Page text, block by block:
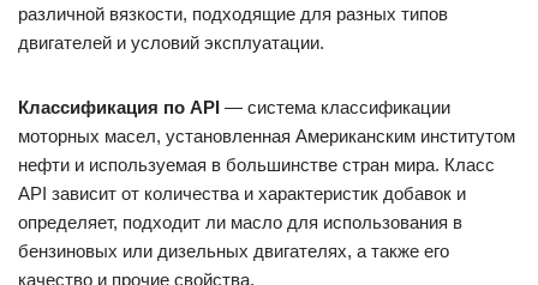
различной вязкости, подходящие для разных типов
двигателей и условий эксплуатации.
Классификация по API — система классификации
моторных масел, установленная Американским институтом
нефти и используемая в большинстве стран мира. Класс
API зависит от количества и характеристик добавок и
определяет, подходит ли масло для использования в
бензиновых или дизельных двигателях, а также его
качество и прочие свойства.